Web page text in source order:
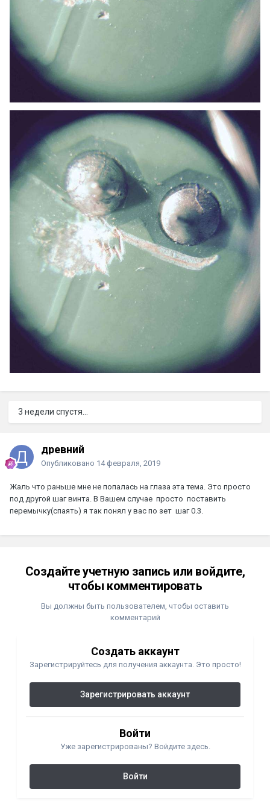
3 недели спустя...
древний
Опубликовано 14 февраля, 2019
Жаль что раньше мне не попалась на глаза эта тема. Это просто
под другой шаг винта. В Вашем случае просто поставить
перемычку(спаять) я так понял у вас по зет шаг 0.3.
Создайте учетную запись или войдите,
чтобы комментировать
Вы должны быть пользователем, чтобы оставить
комментарий
Создать аккаунт
Зарегистрируйтесь для получения аккаунта. Это просто!
Зарегистрировать аккаунт
Войти
Уже зарегистрированы? Войдите здесь.
Войти